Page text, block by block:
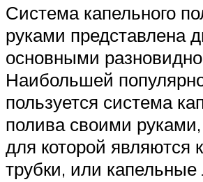
Система капельного
руками представлена
основными
Наибольшей
пользуется система
полива своими
для которой являются
трубки, или капельные